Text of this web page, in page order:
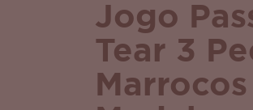
Jogo
Tear 3
Marrocos